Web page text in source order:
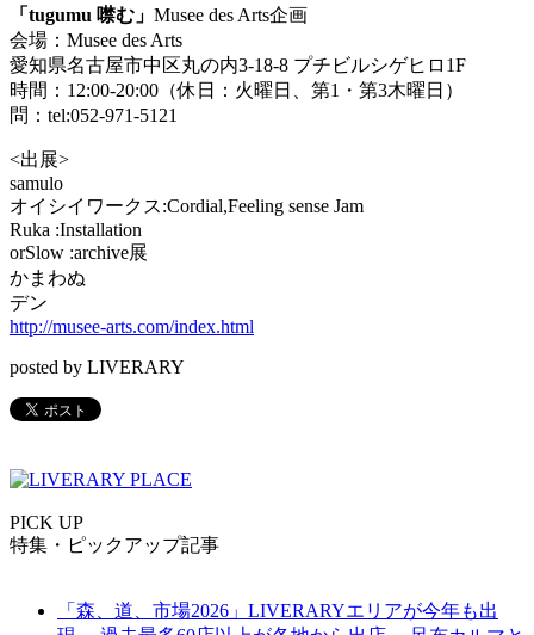
「tugumu 噤む」 Musee des Arts企画
会場：Musee des Arts
愛知県名古屋市中区丸の内3-18-8 プチビルシゲヒロ1F
時間：12:00-20:00（休日：火曜日、第1・第3木曜日）
問：tel:052-971-5121
<出展>
samulo
オイシイワークス:Cordial,Feeling sense Jam
Ruka :Installation
orSlow :archive展
かまわぬ
デン
http://musee-arts.com/index.html
posted by LIVERARY
PICK UP
特集・ピックアップ記事
「森、道、市場2026」LIVERARYエリアが今年も出